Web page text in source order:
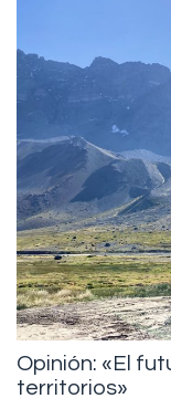
Opinión: «El
territorios»